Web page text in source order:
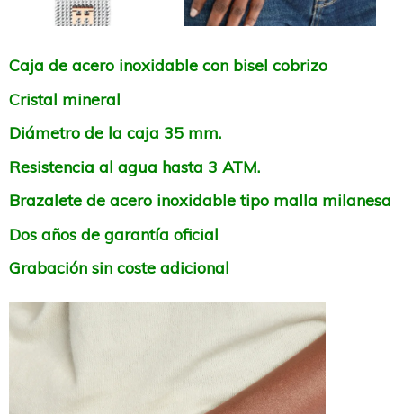
Caja de acero inoxidable con bisel cobrizo
Cristal mineral
Diámetro de la caja 35 mm.
Resistencia al agua hasta 3 ATM.
Brazalete de acero inoxidable tipo malla milanesa
Dos años de garantía oficial
Grabación sin coste adicional